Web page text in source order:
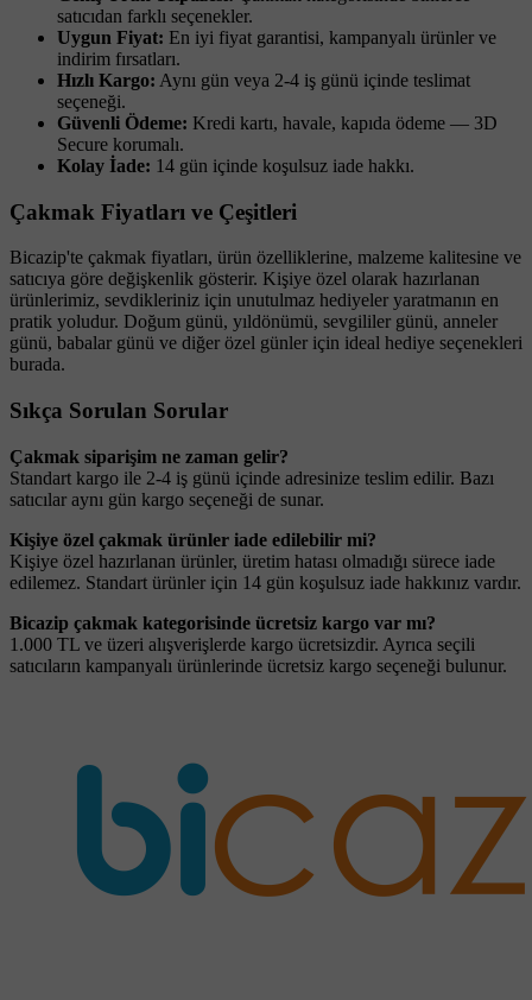
satıcıdan farklı seçenekler.
Uygun Fiyat: En iyi fiyat garantisi, kampanyalı ürünler ve
indirim fırsatları.
Hızlı Kargo: Aynı gün veya 2-4 iş günü içinde teslimat
seçeneği.
Güvenli Ödeme: Kredi kartı, havale, kapıda ödeme — 3D
Secure korumalı.
Kolay İade: 14 gün içinde koşulsuz iade hakkı.
Çakmak Fiyatları ve Çeşitleri
Bicazip'te çakmak fiyatları, ürün özelliklerine, malzeme kalitesine ve
satıcıya göre değişkenlik gösterir. Kişiye özel olarak hazırlanan
ürünlerimiz, sevdikleriniz için unutulmaz hediyeler yaratmanın en
pratik yoludur. Doğum günü, yıldönümü, sevgililer günü, anneler
günü, babalar günü ve diğer özel günler için ideal hediye seçenekleri
burada.
Sıkça Sorulan Sorular
Çakmak siparişim ne zaman gelir?
Standart kargo ile 2-4 iş günü içinde adresinize teslim edilir. Bazı
satıcılar aynı gün kargo seçeneği de sunar.
Kişiye özel çakmak ürünler iade edilebilir mi?
Kişiye özel hazırlanan ürünler, üretim hatası olmadığı sürece iade
edilemez. Standart ürünler için 14 gün koşulsuz iade hakkınız vardır.
Bicazip çakmak kategorisinde ücretsiz kargo var mı?
1.000 TL ve üzeri alışverişlerde kargo ücretsizdir. Ayrıca seçili
satıcıların kampanyalı ürünlerinde ücretsiz kargo seçeneği bulunur.